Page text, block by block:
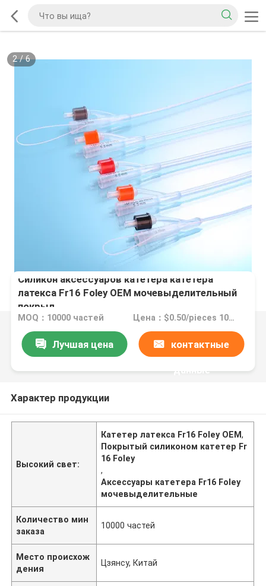
2/6
Силикон аксессуаров катетера катетера
латекса Fr16 Foley OEM мочевыделительный
покрыл
MOQ：10000 частей Цена：$0.50/pieces 10000-49999 pieces
Лучшая цена контактные
данные
Характер продукции
Высокий свет:
Катетер латекса Fr16 Foley OEM,
Покрытый силиконом катетер Fr
16 Foley
,
Аксессуары катетера Fr16 Foley
мочевыделительные
Количество мин
заказа
10000 частей
Место происхож
дения
Цзянсу, Китай